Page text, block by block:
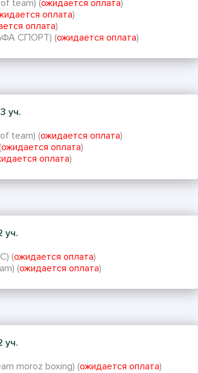
team) (ожидается оплата)
оплата)
оплата)
СПОРТ) (ожидается оплата)
уч.
team) (ожидается оплата)
ожидается оплата)
оплата)
уч.
(ожидается оплата)
(ожидается оплата)
уч.
moroz boxing) (ожидается оплата)